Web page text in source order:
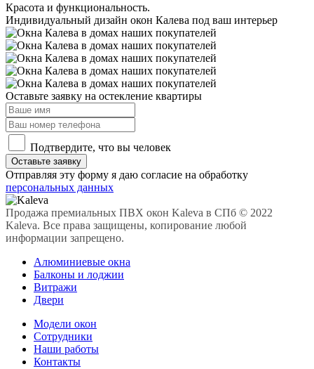
Красота и функциональность.
Индивидуальный дизайн окон Калева под ваш интерьер
Оставьте заявку на остекление квартиры
Подтвердите, что вы человек
Оставьте заявку
Отправляя эту форму я даю согласие на обработку
персональных данных
Продажа премиальных ПВХ окон Kaleva в СПб © 2022
Kaleva. Все права защищены, копирование любой
информации запрещено.
Алюминиевые окна
Балконы и лоджии
Витражи
Двери
Модели окон
Сотрудники
Наши работы
Контакты